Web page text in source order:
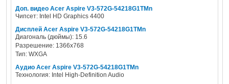
Доп. видео Acer Aspire V3-572G-54218G1TMn
Чипсет: Intel HD Graphics 4400
Дисплей Acer Aspire V3-572G-54218G1TMn
Диагональ (дюймы): 15.6
Разрешение: 1366x768
Тип: WXGA
Аудио Acer Aspire V3-572G-54218G1TMn
Технология: Intel High-Definition Audio